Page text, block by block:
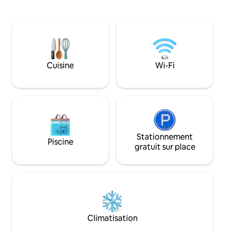
de bain, d'une
télévision
télévision dans la
de parking, d'un
serviettes et
Cuisine Wi-Fi
Piscine
Stationnement
gratuit sur place
Climatisation